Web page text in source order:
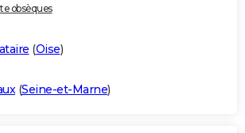
obsèques
(Oise)
(Seine-et-Marne)